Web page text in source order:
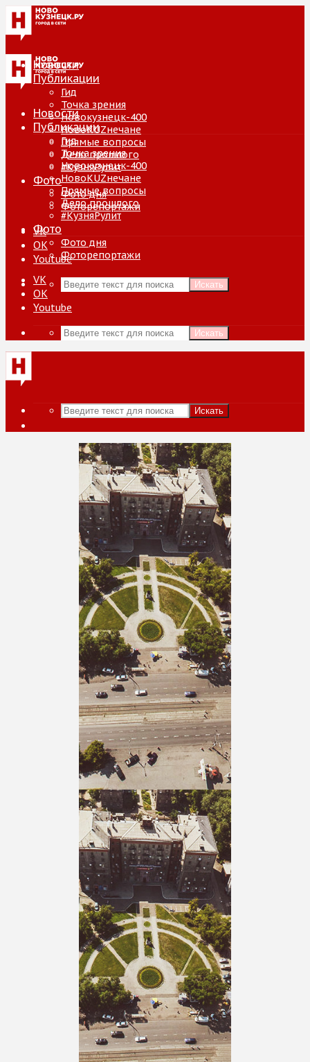
Новости
Публикации
Гид
Точка зрения
Новокузнецк-400
НовоKUZнечане
Прямые вопросы
Дело прошлого
#КузняРулит
Фото
Фото дня
Фоторепортажи
VK
ОК
Youtube
Искать
Новости
Публикации
Гид
Точка зрения
Новокузнецк-400
НовоKUZнечане
Прямые вопросы
Дело прошлого
#КузняРулит
Фото
Фото дня
Фоторепортажи
VK
ОК
Youtube
Искать
Искать